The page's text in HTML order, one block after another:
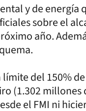
y de energía
sobre el
año.
del 150%
(1.302 millones
el FMI ni